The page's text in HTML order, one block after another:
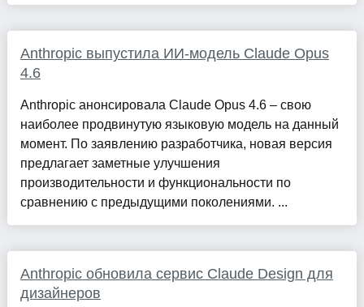
Anthropic выпустила ИИ-модель Claude Opus
4.6
Anthropic анонсировала Claude Opus 4.6 – свою
наиболее продвинутую языковую модель на данный
момент. По заявлению разработчика, новая версия
предлагает заметные улучшения
производительности и функциональности по
сравнению с предыдущими поколениями. ...
Anthropic обновила сервис Claude Design для
дизайнеров